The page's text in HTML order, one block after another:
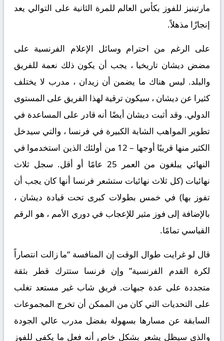
مارتينيز للفوز بكأس العالم للمرة الثانية على التوالي يعد
إنجازًا مذهلاً.
على الرغم من احترام وسائل الإعلام الفرنسية على
مضض ديشان تاريخيا ، يجب أن يكون ذلك نعمة للفريق
والبلد. ليس هناك ما يضمن أن زيدان ، مدرب لا يختلف
كثيرا عن ديشان ، سيكون ترقية لهذا الفريق على المستوى
الدولي. وقد أثبت ديشان أيضًا أنه قادر على المساعدة في
تطوير المواهب الشابة الكبيرة في فرنسا ، والتي سيدخل
الكثير منها قريبًا أوجها – 12 من أولئك الذين استخدموا في
النهائي يبلغون من العمر 25 عامًا أو أقل. سجل ثلاث
نهائيات (كل ثلاث نهائيات ستشعر فرنسا أنها كان يجب أن
تفوز بها) في خمس بطولات كبرى تحت قيادة ديشان ،
بالإضافة إلى فوز مثير للإعجاب في دوري الأمم ، هو الرقم
القياسي تمامًا.
قال لو غرايت طوال الوقت إن المنافسة “ما زالت انتصاراً
لكرة القدم الفرنسية” وإن فرنسا ستترك قطر بثقة
متجددة على عدة جبهات. فريق شاب غير مستعد تغلب
على التحديات التي كان من الممكن أن تخرج المجموعات
السابقة عن مسارها بسهولة بفضل مدرب عالي الجودة
والذي سيظل يشعر بشكل خاص أنه فعل ما يكفي للفوز